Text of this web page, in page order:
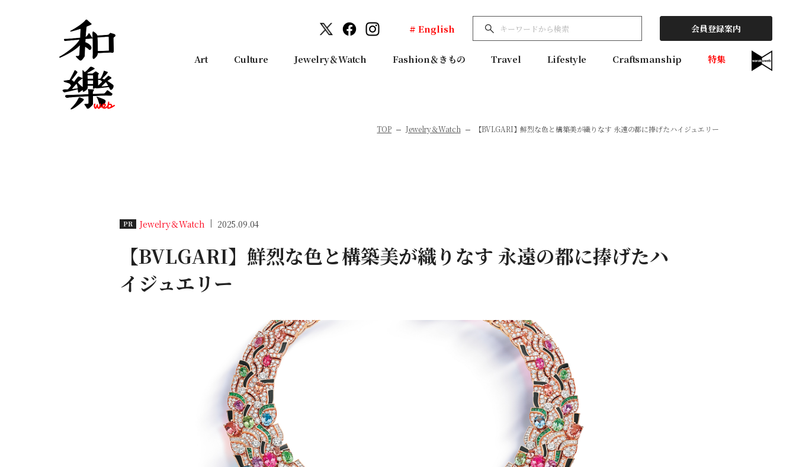
# English 会員登録案内
Art Culture Jewelry＆Watch Fashion＆きもの Travel Lifestyle Craftsmanship 特集
TOP Jewelry＆Watch 【BVLGARI】鮮烈な色と構築美が織りなす 永遠の都に捧げたハイジュエリー
PR Jewelry＆Watch 2025.09.04
【BVLGARI】鮮烈な色と構築美が織りなす 永遠の都に捧げたハ
イジュエリー